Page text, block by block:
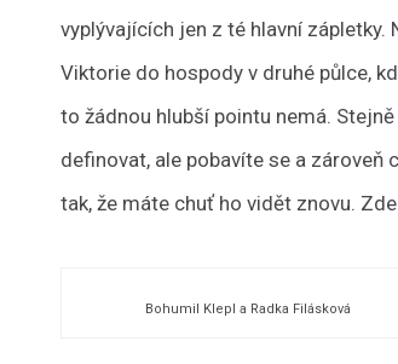
vyplývajících jen z té hlavní
Viktorie do hospody v druhé půlce,
to žádnou hlubší pointu nemá.
definovat, ale pobavíte se a zároveň
tak, že máte chuť ho vidět znovu.
Bohumil Klepl a Radka Filásková